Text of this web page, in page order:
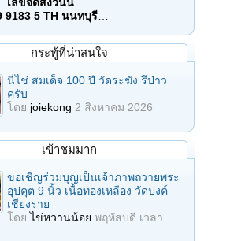
เลขจัดส่งวันนี้
9183 5 TH นนทบุรี…
กระทู้ที่น่าสนใจ
นี่ไช่ สมเด็จ 100 ปี วัดระฆัง รึป่าว
ครับ
โดย joiekong 2 สิงหาคม 2026
เข้าชมมาก
ขอเชิญร่วมบุญเป็นเจ้าภาพถวายพระ
อุปคุต 9 นิ้ว เนื้อทองเหลือง วัดปงค์
เชียงราย
โดยไข่หวานน้อย พฤหัสบดี เวลา